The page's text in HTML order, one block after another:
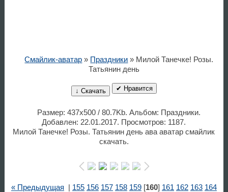
Смайлик-аватар » Праздники » Милой Танечке! Розы.
Татьянин день
↓ Скачать ✔ Нравится
Размер: 437x500 / 80.7Kb. Альбом: Праздники.
Добавлен: 22.01.2017. Просмотров: 1187.
Милой Танечке! Розы. Татьянин день ава аватар смайлик
скачать.
« Предыдущая 155 156 157 158 159[160] 161 162 163 164